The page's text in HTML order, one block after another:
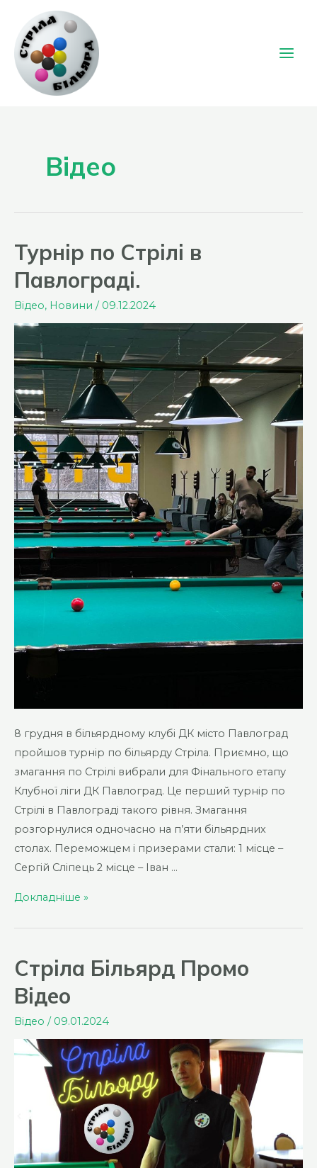
вмісту
Відео
Турнір по Стрілі в
Павлограді.
Відео, Новини / 09.12.2024
8 грудня в більярдному клубі ДК місто Павлоград
пройшов турнір по більярду Стріла. Приємно, що
змагання по Стрілі вибрали для Фінального етапу
Клубної ліги ДК Павлоград. Це перший турнір по
Стрілі в Павлограді такого рівня. Змагання
розгорнулися одночасно на п’яти більярдних
столах. Переможцем і призерами стали: 1 місце –
Сергій Сліпець 2 місце – Іван …
Турнір
Павлограді.
Докладніше »
Стріла Більярд Промо
Відео
Відео / 09.01.2024